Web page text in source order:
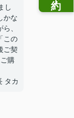
し
かな
、
この
ご契
購
タカ